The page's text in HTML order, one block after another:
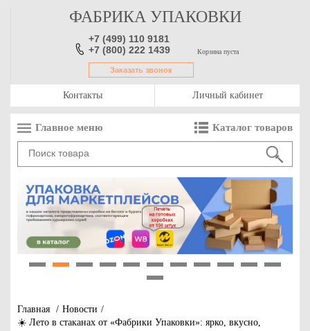
ФАБРИКА УПАКОВКИ
+7 (499) 110 9181
+7 (800) 222 1439
Заказать звонок
Корзина пуста
Контакты Личный кабинет
Главное меню Каталог товаров
Главная / Новости /
☀️ Лето в стаканах от «Фабрики Упаковки»: ярко, вкусно,